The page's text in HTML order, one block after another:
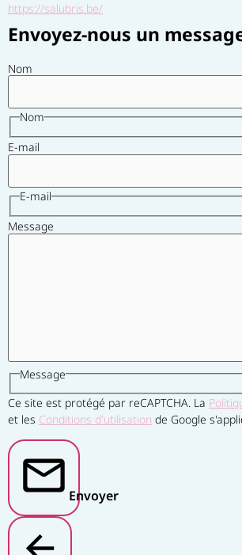
https://salubris.be/
Envoyez-nous un
Nom
Nom
E-mail
E-mail
Message
Message
Ce site est protégé par reCAPTCHA. La
et les Conditions d'utilisation de Google
Envoyer